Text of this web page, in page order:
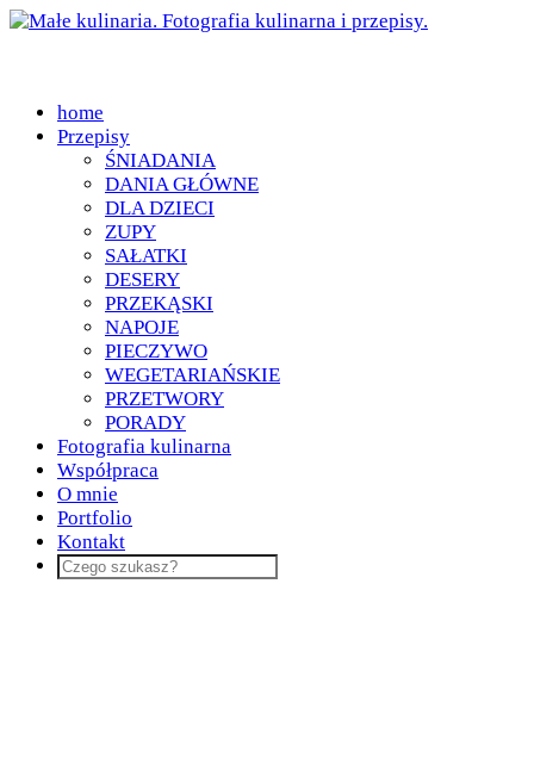
home
Przepisy
ŚNIADANIA
DANIA GŁÓWNE
DLA DZIECI
ZUPY
SAŁATKI
DESERY
PRZEKĄSKI
NAPOJE
PIECZYWO
WEGETARIAŃSKIE
PRZETWORY
PORADY
Fotografia kulinarna
Współpraca
O mnie
Portfolio
Kontakt